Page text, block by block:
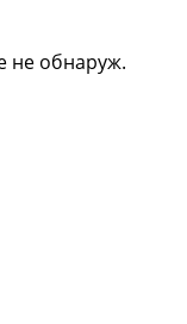
не обнаруж.